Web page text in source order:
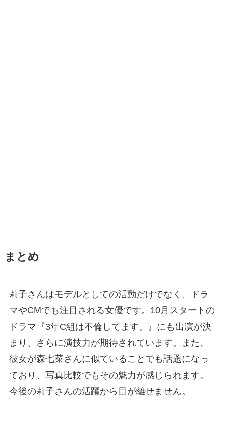
まとめ
莉子さんはモデルとしての活動だけでなく、ドラ
マやCMでも注目される女優です。10月スタートの
ドラマ『3年C組は不倫してます。』にも出演が決
まり、さらに演技力が期待されています。また、
彼女が森七菜さんに似ていることでも話題になっ
ており、写真比較でもその魅力が感じられます。
今後の莉子さんの活躍から目が離せません。